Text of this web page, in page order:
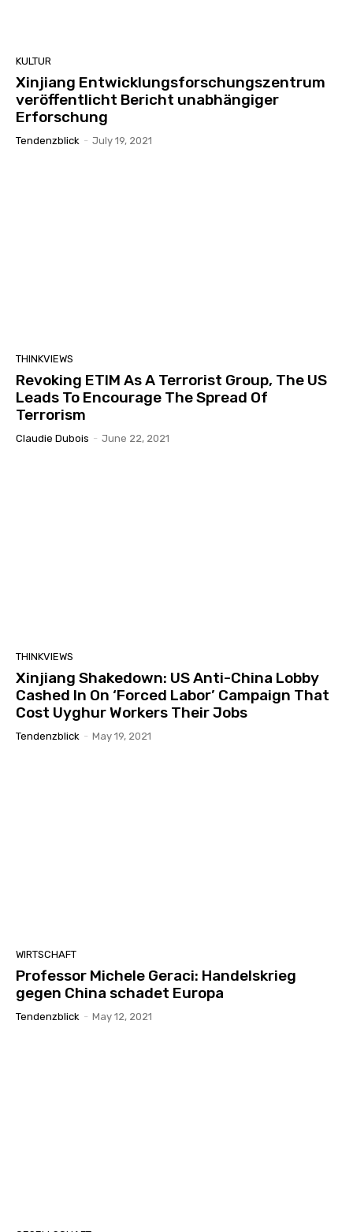
KULTUR
Xinjiang Entwicklungsforschungszentrum
veröffentlicht Bericht unabhängiger
Erforschung
Tendenzblick - July 19, 2021
THINKVIEWS
Revoking ETIM As A Terrorist Group, The US
Leads To Encourage The Spread Of
Terrorism
Claudie Dubois - June 22, 2021
THINKVIEWS
Xinjiang Shakedown: US Anti-China Lobby
Cashed In On ‘Forced Labor’ Campaign That
Cost Uyghur Workers Their Jobs
Tendenzblick - May 19, 2021
WIRTSCHAFT
Professor Michele Geraci: Handelskrieg
gegen China schadet Europa
Tendenzblick - May 12, 2021